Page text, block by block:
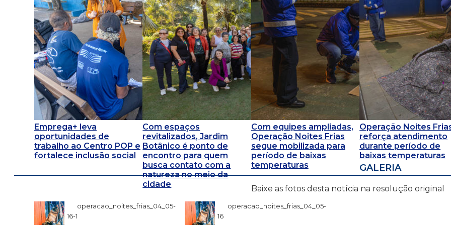
Emprega+ leva
oportunidades de
trabalho ao Centro POP e
fortalece inclusão social
Com espaços
revitalizados, Jardim
Botânico é ponto de
encontro para quem
busca contato com a
natureza no meio da
cidade
Com equipes ampliadas,
Operação Noites Frias
segue mobilizada para
período de baixas
temperaturas
Operação Noites
reforça atendimento
durante período de
baixas temperaturas
GALERIA
Baixe as fotos desta notícia na resolução original
operacao_noites_frias_04_05-
16-1
operacao_noites_frias_04_05-
16